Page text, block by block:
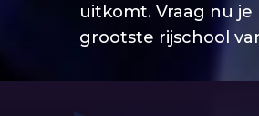
uitkomt. Vraag nu
grootste rijschool